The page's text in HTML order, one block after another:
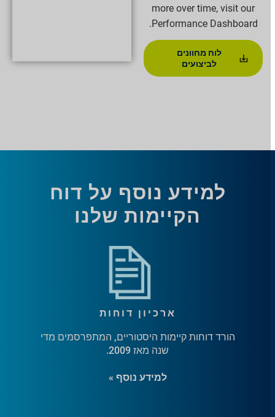
more over time, visit our
Performance Dashboard.
לוח מחוונים
לביצועים
למידע נוסף על דוח
הקיימות שלנו
ארכיון דוחות
הורד דוחות קיימות היסטוריים, המתפרסמים מדי
שנה מאז 2009.
למידע נוסף »